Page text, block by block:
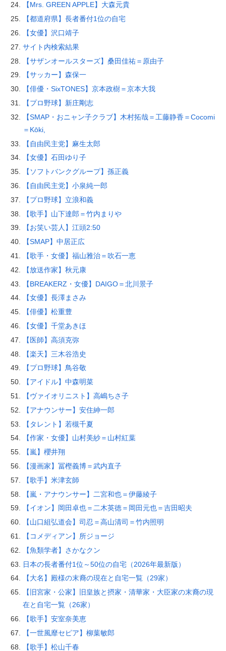
【Mrs. GREEN APPLE】大森元貴
【都道府県】長者番付1位の自宅
【女優】沢口靖子
サイト内検索結果
【サザンオールスターズ】桑田佳祐＝原由子
【サッカー】森保一
【俳優・SixTONES】京本政樹＝京本大我
【プロ野球】新庄剛志
【SMAP・おニャン子クラブ】木村拓哉＝工藤静香＝Cocomi
＝Kōki,
【自由民主党】麻生太郎
【女優】石田ゆり子
【ソフトバンクグループ】孫正義
【自由民主党】小泉純一郎
【プロ野球】立浪和義
【歌手】山下達郎＝竹内まりや
【お笑い芸人】江頭2:50
【SMAP】中居正広
【歌手・女優】福山雅治＝吹石一恵
【放送作家】秋元康
【BREAKERZ・女優】DAIGO＝北川景子
【女優】長澤まさみ
【俳優】松重豊
【女優】千堂あきほ
【医師】高須克弥
【楽天】三木谷浩史
【プロ野球】鳥谷敬
【アイドル】中森明菜
【ヴァイオリニスト】高嶋ちさ子
【アナウンサー】安住紳一郎
【タレント】若槻千夏
【作家・女優】山村美紗＝山村紅葉
【嵐】櫻井翔
【漫画家】冨樫義博＝武内直子
【歌手】米津玄師
【嵐・アナウンサー】二宮和也＝伊藤綾子
【イオン】岡田卓也＝二木英徳＝岡田元也＝吉田昭夫
【山口組弘道会】司忍＝高山清司＝竹内照明
【コメディアン】所ジョージ
【魚類学者】さかなクン
日本の長者番付1位～50位の自宅（2026年最新版）
【大名】殿様の末裔の現在と自宅一覧（29家）
【旧宮家・公家】旧皇族と摂家・清華家・大臣家の末裔の現
在と自宅一覧（26家）
【歌手】安室奈美恵
【一世風靡セピア】柳葉敏郎
【歌手】松山千春